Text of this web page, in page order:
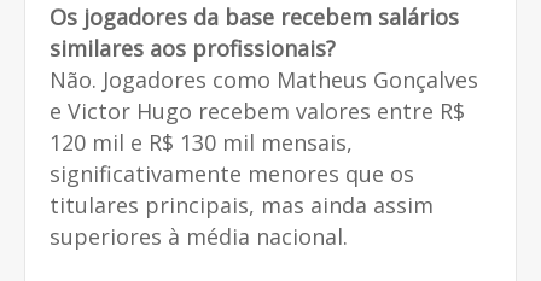
Os jogadores da base recebem salários
similares aos profissionais?
Não. Jogadores como Matheus Gonçalves
e Victor Hugo recebem valores entre R$
120 mil e R$ 130 mil mensais,
significativamente menores que os
titulares principais, mas ainda assim
superiores à média nacional.